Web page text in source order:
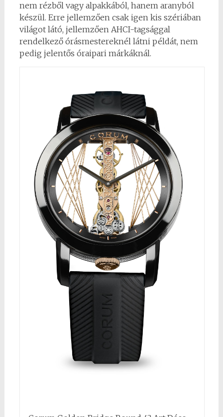
nem rézből vagy alpakkából, hanem aranyból
készül. Erre jellemzően csak igen kis szériában
világot látó, jellemzően AHCI-tagsággal
rendelkező órásmestereknél látni példát, nem
pedig jelentős óraipari márkáknál.